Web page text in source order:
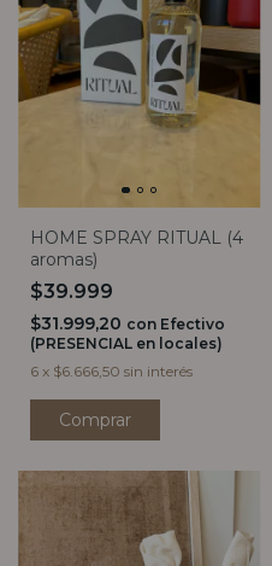
HOME SPRAY RITUAL (4
aromas)
$39.999
$31.999,20 con Efectivo
(PRESENCIAL en locales)
6 x $6.666,50 sin interés
Comprar